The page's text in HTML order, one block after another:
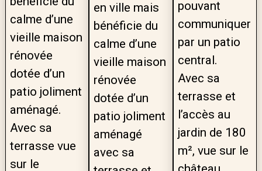
calme d’une
vieille maison
rénovée
dotée d’un
patio joliment
aménagé.
Avec sa
terrasse vue
sur le
en ville mais
bénéficie du
calme d’une
vieille maison
rénovée
dotée d’un
patio joliment
aménagé
avec sa
pouvant
communiquer
par un patio
central.
Avec sa
terrasse et
l’accès au
jardin de 180
m², vue sur le